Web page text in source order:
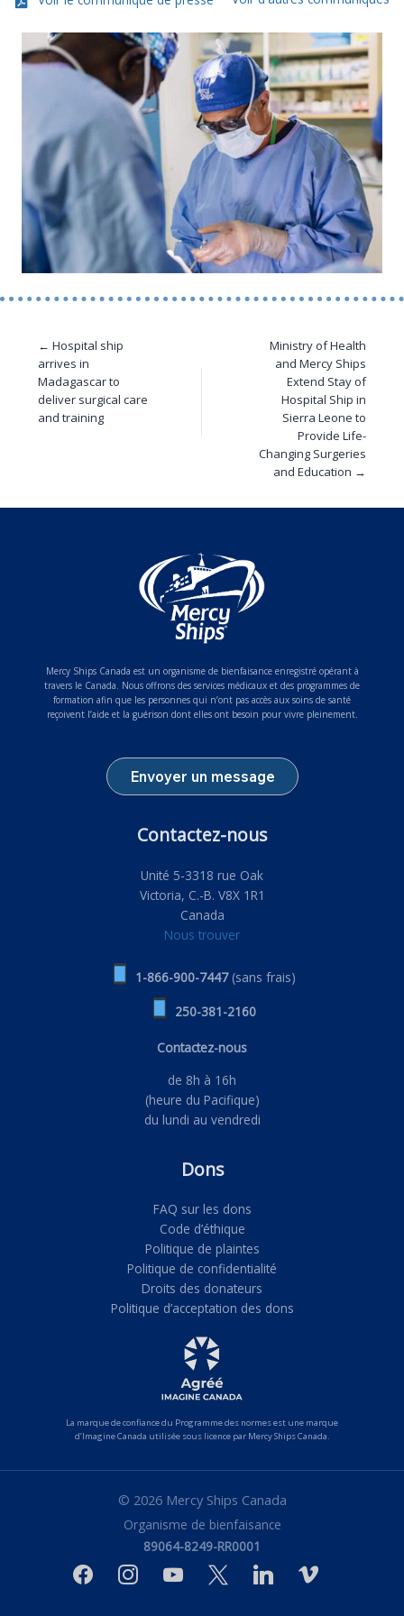
← Hospital ship
arrives in
Madagascar to
deliver surgical care
and training
Ministry of Health
and Mercy Ships
Extend Stay of
Hospital Ship in
Sierra Leone to
Provide Life-
Changing Surgeries
and Education →
Mercy Ships Canada est un organisme de bienfaisance enregistré opérant à
travers le Canada. Nous offrons des services médicaux et des programmes de
formation afin que les personnes qui n’ont pas accès aux soins de santé
reçoivent l’aide et la guérison dont elles ont besoin pour vivre pleinement.
Envoyer un message
Contactez-nous
Unité 5-3318 rue Oak
Victoria, C.-B. V8X 1R1
Canada
Nous trouver
1-866-900-7447(sans frais)
250-381-2160
Contactez-nous
de 8h à 16h
(heure du Pacifique)
du lundi au vendredi
Dons
FAQ sur les dons
Code d’éthique
Politique de plaintes
Politique de confidentialité
Droits des donateurs
Politique d’acceptation des dons
La marque de confiance du Programme des normes est une marque
d’Imagine Canada utilisée sous licence par Mercy Ships Canada.
© 2026 Mercy Ships Canada
Organisme de bienfaisance
89064-8249-RR0001
facebookinstagramyoutube linkedin vimeo